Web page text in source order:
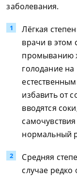
заболевания.
Лёгкая
врачи в этом
промыванию
голодание на
избавить от
вводятся
нормальный
Средняя
случае